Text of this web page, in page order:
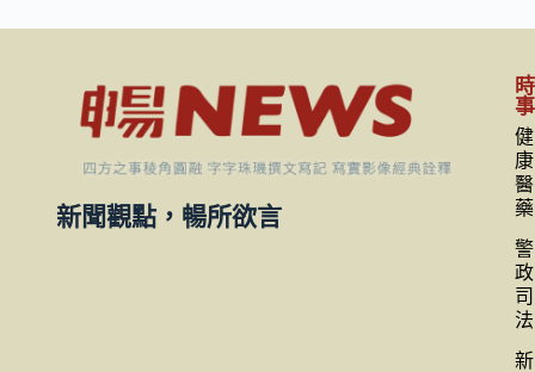
新聞觀點，暢所欲言
時
事
健
康
醫
藥
警
政
司
法
新